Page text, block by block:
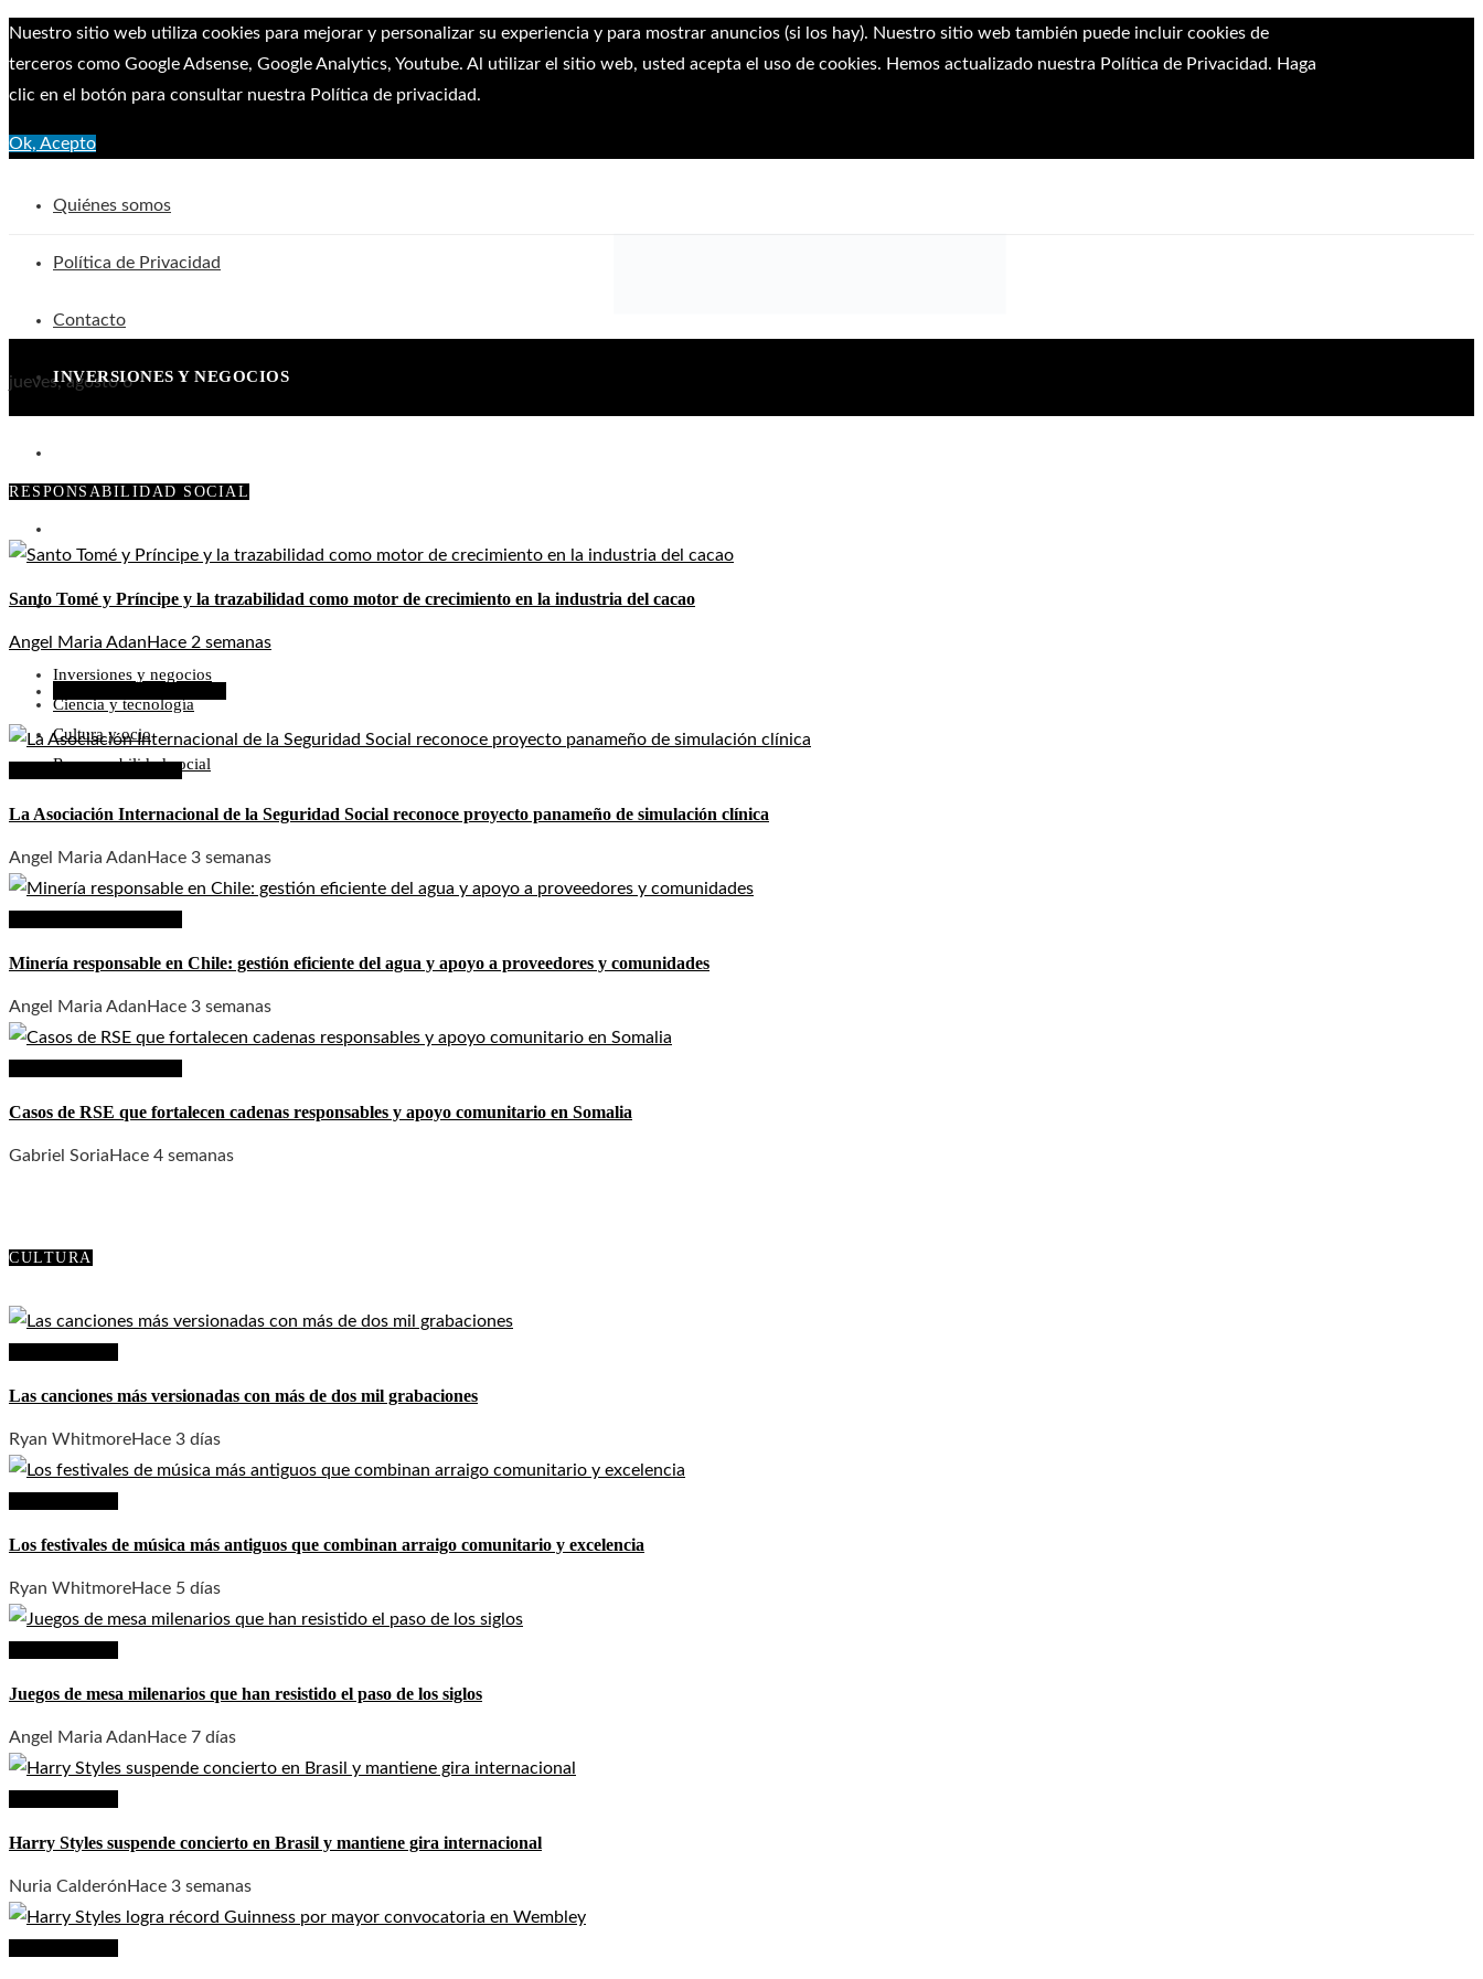
Nuestro sitio web utiliza cookies para mejorar y personalizar su experiencia y para mostrar anuncios (si los hay). Nuestro sitio web también puede incluir cookies de
terceros como Google Adsense, Google Analytics, Youtube. Al utilizar el sitio web, usted acepta el uso de cookies. Hemos actualizado nuestra Política de Privacidad. Haga
clic en el botón para consultar nuestra Política de privacidad.
Ok, Acepto
Quiénes somos
Política de Privacidad
Contacto
jueves, agosto 6
INVERSIONES Y NEGOCIOS
RESPONSABILIDAD SOCIAL
Inversiones y negocios
Ciencia y tecnología
Cultura y ocio
Responsabilidad social
RESPONSABILIDAD SOCIAL
Santo Tomé y Príncipe y la trazabilidad como motor de crecimiento en la industria del cacao
Angel Maria Adan Hace 2 semanas
La Asociación Internacional de la Seguridad Social reconoce proyecto panameño de simulación clínica
Angel Maria Adan Hace 3 semanas
Minería responsable en Chile: gestión eficiente del agua y apoyo a proveedores y comunidades
Angel Maria Adan Hace 3 semanas
Casos de RSE que fortalecen cadenas responsables y apoyo comunitario en Somalia
Gabriel Soria Hace 4 semanas
CULTURA
Las canciones más versionadas con más de dos mil grabaciones
Ryan WhitmoreHace 3 días
Los festivales de música más antiguos que combinan arraigo comunitario y excelencia
Ryan WhitmoreHace 5 días
Juegos de mesa milenarios que han resistido el paso de los siglos
Angel Maria Adan Hace 7 días
Harry Styles suspende concierto en Brasil y mantiene gira internacional
Nuria Calderón Hace 3 semanas